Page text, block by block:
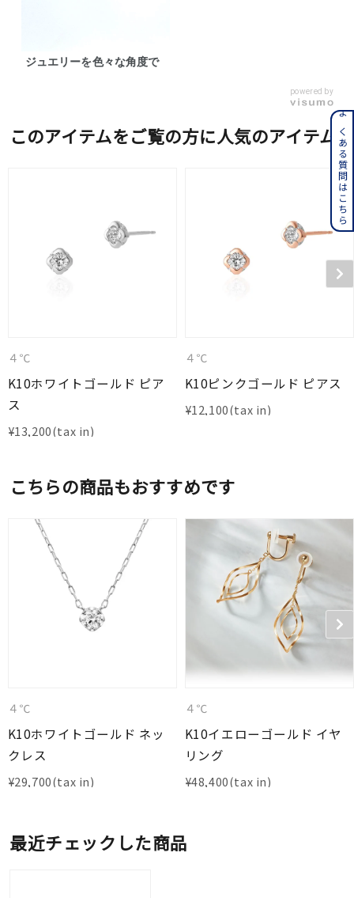
ジュエリーを色々な角度で
powered by
このアイテムをご覧の方に人気のアイテム
４℃
K10ホワイトゴールド ピア
ス
¥13,200
４℃
K10ピンクゴールド ピアス
¥12,100
こちらの商品もおすすめです
４℃
K10ホワイトゴールド ネッ
クレス
¥29,700
４℃
K10イエローゴールド イヤ
リング
¥48,400
最近チェックした商品
よくある質問はこちら